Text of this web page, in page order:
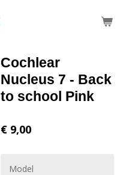
Cochlear
Nucleus 7 - Back
to school Pink
€ 9,00
Model